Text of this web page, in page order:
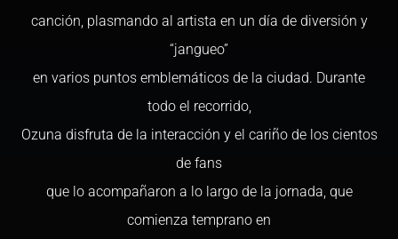
canción, plasmando al artista en un día de diversión y
“jangueo”
en varios puntos emblemáticos de la ciudad. Durante
todo el recorrido,
Ozuna disfruta de la interacción y el cariño de los cientos
de fans
que lo acompañaron a lo largo de la jornada, que
comienza temprano en